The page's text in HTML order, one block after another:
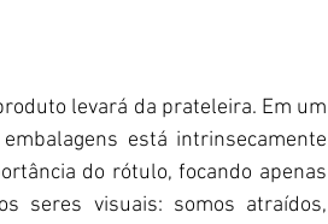
levará da prateleira. Em um
está intrinsecamente
do rótulo, focando apenas
seres visuais: somos atraídos,